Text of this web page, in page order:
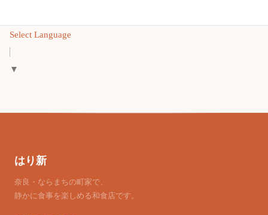
Select Language
▼
はり新
奈良・ならまちの町家で、
静かに食事を楽しめる和食店です。